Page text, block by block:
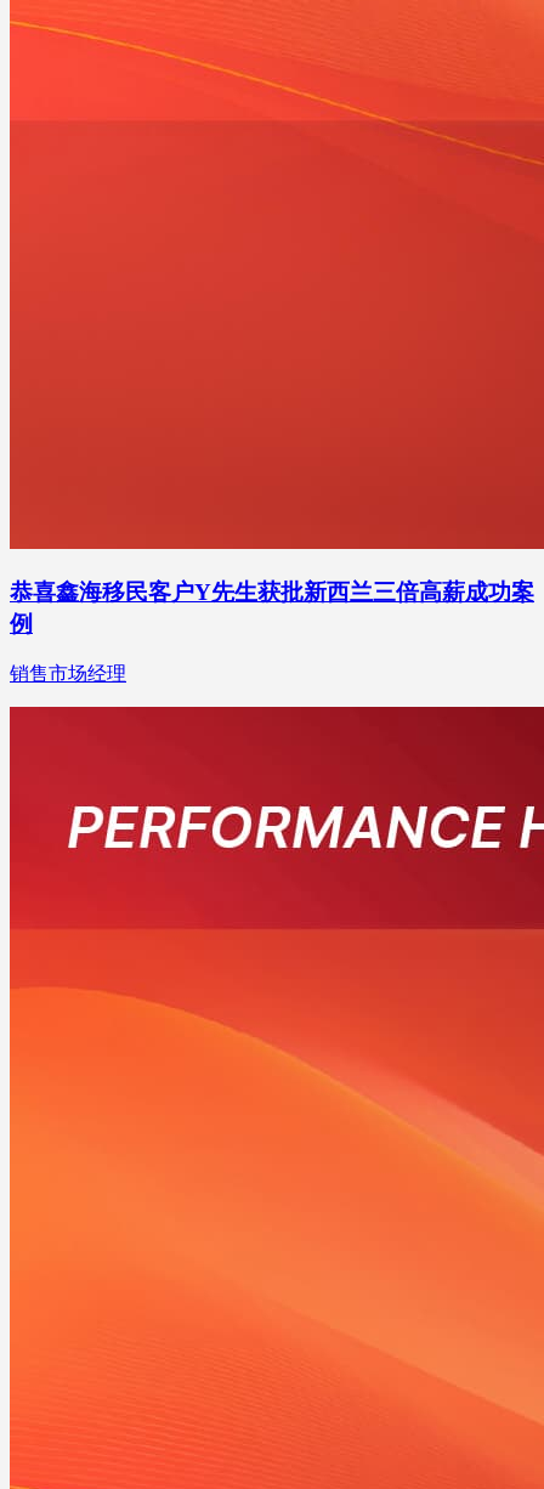
恭喜鑫海移民客户Y先生获批新西兰三倍高薪成功案
例
销售市场经理